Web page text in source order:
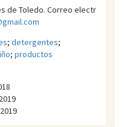
de Toledo. Correo electr
; detergentes;
; productos